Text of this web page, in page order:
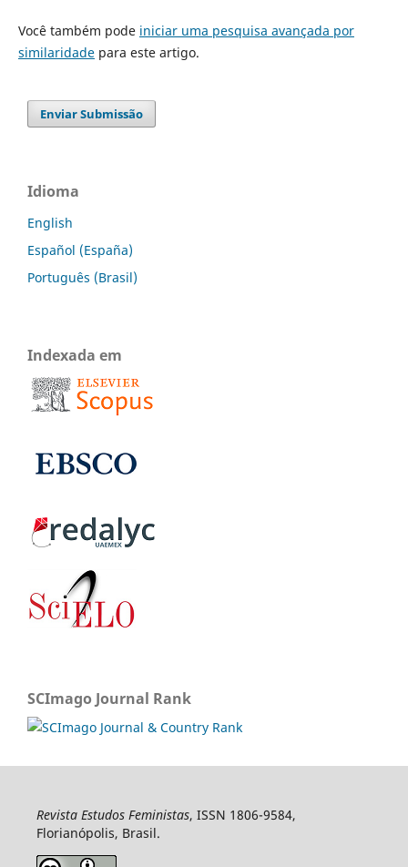
Você também pode iniciar uma pesquisa avançada por
similaridadepara este artigo.
Enviar Submissão
Idioma
English
Español (España)
Português (Brasil)
Indexada em
SCImago Journal Rank
Revista Estudos Feministas, ISSN 1806-9584,
Florianópolis, Brasil.